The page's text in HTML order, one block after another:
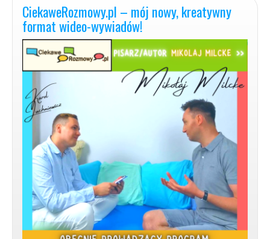
CiekaweRozmowy.pl – mój nowy, kreatywny
format wideo-wywiadów!